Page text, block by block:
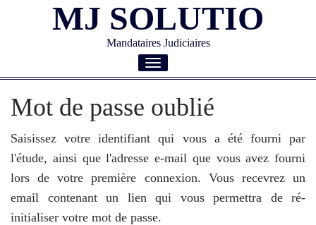
MJ SOLUTIO
Mandataires Judiciaires
Toggle
Mot de passe oublié
Saisissez votre identifiant qui vous a été fourni par
l'étude, ainsi que l'adresse e-mail que vous avez fourni
lors de votre première connexion. Vous recevrez un
email contenant un lien qui vous permettra de ré-
initialiser votre mot de passe.